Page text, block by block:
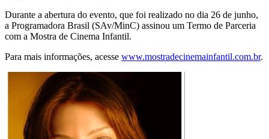
Durante a abertura do evento, que foi realizado no dia 26 de junho,
a Programadora Brasil (SAv/MinC) assinou um Termo de Parceria
com a Mostra de Cinema Infantil.
Para mais informações, acesse www.mostradecinemainfantil.com.br.